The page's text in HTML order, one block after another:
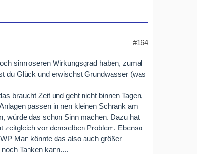
#164
sinnloseren Wirkungsgrad haben, zumal
du Glück und erwischst Grundwasser (was
braucht Zeit und geht nicht binnen Tagen,
passen in nen kleinen Schrank am
würde das schon Sinn machen. Dazu hat
zeitgleich vor demselben Problem. Ebenso
Man könnte das also auch größer
Tanken kann....